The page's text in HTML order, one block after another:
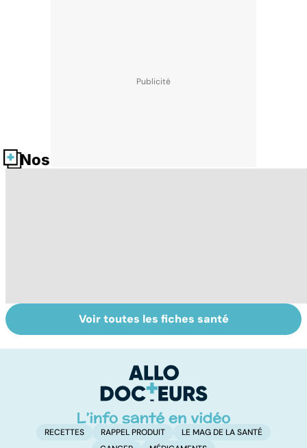
Nos fiches santé
Le TDAH, un
trouble de
hyperactivité
Accident
vasculaire
également
touché
Voir toutes les fiches santé
RECETTES RAPPEL PRODUIT
LE MAG DE LA SANTÉ